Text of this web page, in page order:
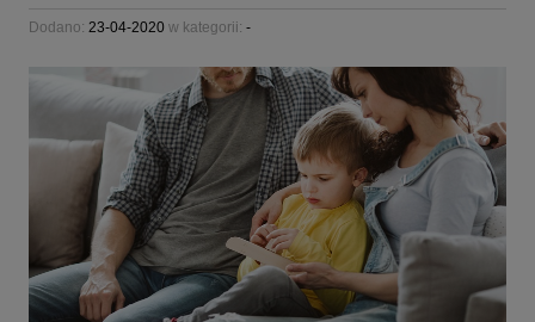
Dodano: 23-04-2020 w kategorii: -